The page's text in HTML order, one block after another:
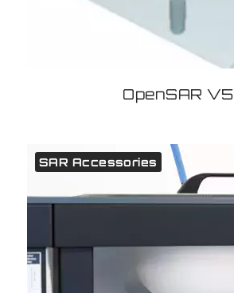
OpenSAR V5
SAR Accessories